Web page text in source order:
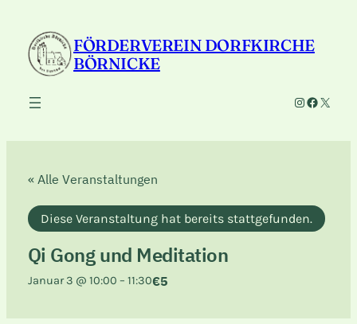
FÖRDERVEREIN DORFKIRCHE
BÖRNICKE
Instagram
X
« Alle Veranstaltungen
Diese Veranstaltung hat bereits stattgefunden.
Qi Gong und Meditation
Januar 3 @ 10:00 – 11:30€5